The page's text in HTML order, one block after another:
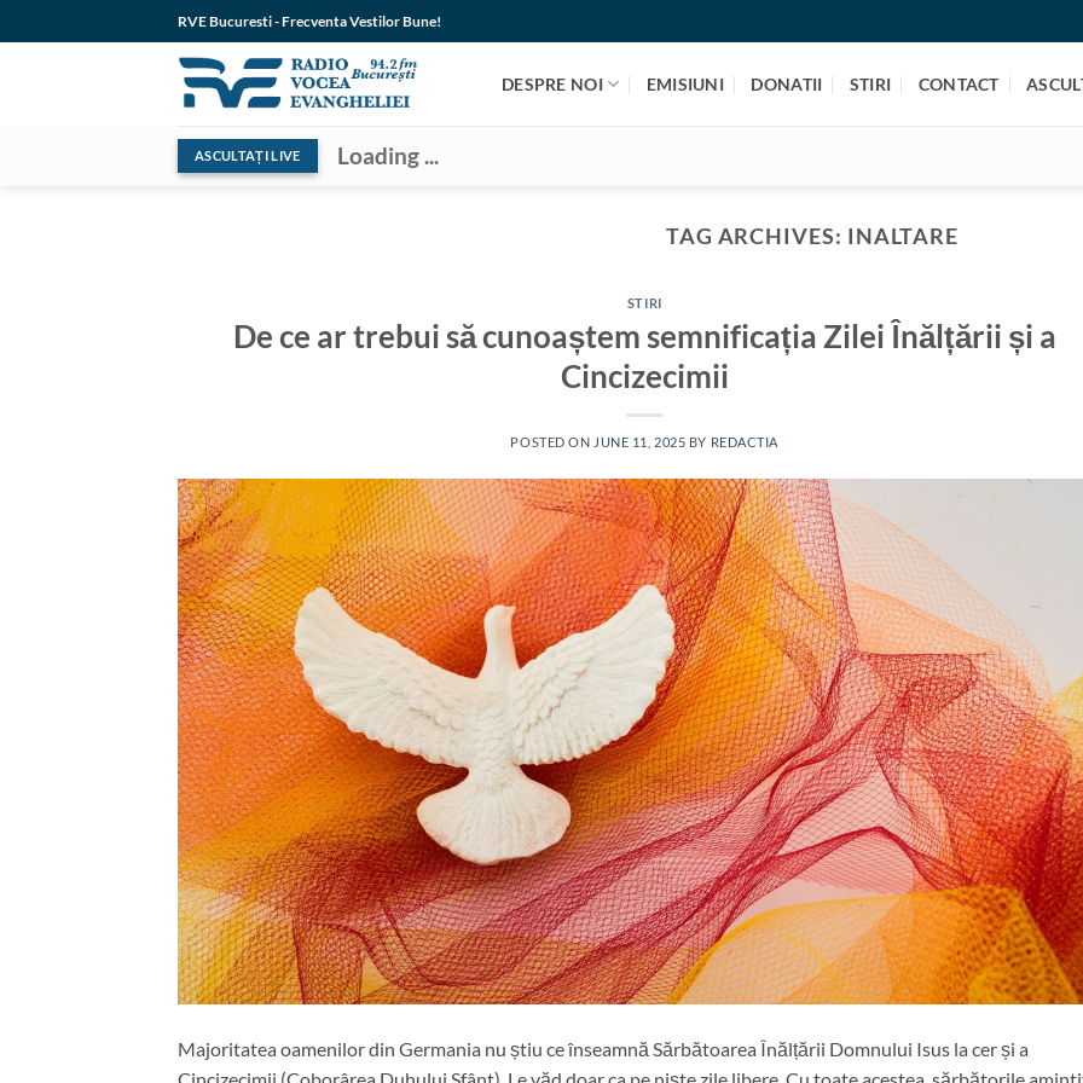
to
RVE Bucuresti - Frecventa Vestilor Bune!
DESPRE NOI EMISIUNI DONATII STIRI CONTACT
ASCULTAȚI LIVE Loading ...
TAG ARCHIVES: INALTARE
STIRI
De ce ar trebui să cunoaștem semnificația Zilei Înălțării și a
Cincizecimii
POSTED ON JUNE 11, 2025 BY REDACTIA
Majoritatea oamenilor din Germania nu știu ce înseamnă Sărbătoarea Înălțării Domnului Isus la cer și a
Cincizecimii (Coborârea Duhului Sfânt). Le văd doar ca pe niște zile libere. Cu toate acestea, sărbătorile